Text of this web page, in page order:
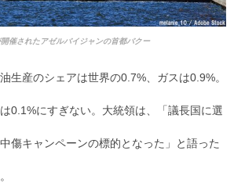
催されたアゼルバイジャンの首都バクー
生産のシェアは世界の0.7%、ガスは0.9%。
0.1%にすぎない。大統領は、「議長国に選
傷キャンペーンの標的となった」と語った